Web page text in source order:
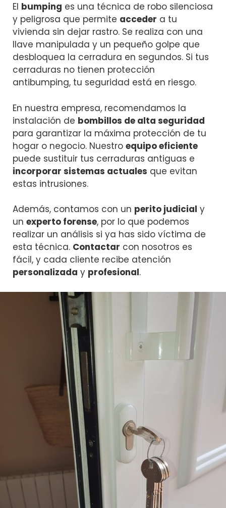
El bumping es una técnica de robo silenciosa
y peligrosa que permite acceder a tu
vivienda sin dejar rastro. Se realiza con una
llave manipulada y un pequeño golpe que
desbloquea la cerradura en segundos. Si tus
cerraduras no tienen protección
antibumping, tu seguridad está en riesgo.
En nuestra empresa, recomendamos la
instalación de bombillos de alta seguridad
para garantizar la máxima protección de tu
hogar o negocio. Nuestro equipo eficiente
puede sustituir tus cerraduras antiguas e
incorporar sistemas actuales que evitan
estas intrusiones.
Además, contamos con un perito judicial y
un experto forense, por lo que podemos
realizar un análisis si ya has sido víctima de
esta técnica. Contactar con nosotros es
fácil, y cada cliente recibe atención
personalizada y profesional.